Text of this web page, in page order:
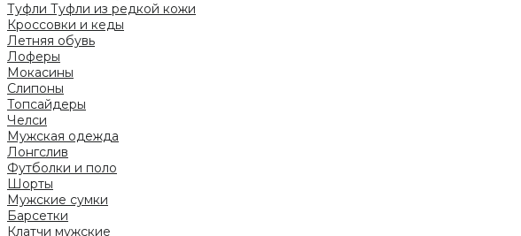
Туфли Туфли из редкой кожи
Кроссовки и кеды
Летняя обувь
Лоферы
Мокасины
Слипоны
Топсайдеры
Челси
Мужская одежда
Лонгслив
Футболки и поло
Шорты
Мужские сумки
Барсетки
Клатчи мужские